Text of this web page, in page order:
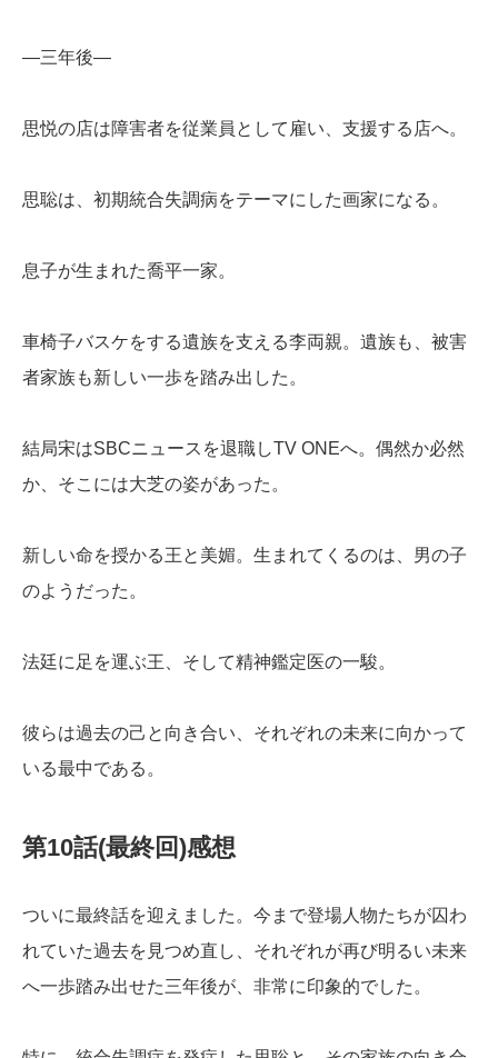
―三年後―
思悦の店は障害者を従業員として雇い、支援する店へ。
思聡は、初期統合失調病をテーマにした画家になる。
息子が生まれた喬平一家。
車椅子バスケをする遺族を支える李両親。遺族も、被害
者家族も新しい一歩を踏み出した。
結局宋はSBCニュースを退職しTV ONEへ。偶然か必然
か、そこには大芝の姿があった。
新しい命を授かる王と美媚。生まれてくるのは、男の子
のようだった。
法廷に足を運ぶ王、そして精神鑑定医の一駿。
彼らは過去の己と向き合い、それぞれの未来に向かって
いる最中である。
第10話(最終回)感想
ついに最終話を迎えました。今まで登場人物たちが囚わ
れていた過去を見つめ直し、それぞれが再び明るい未来
へ一歩踏み出せた三年後が、非常に印象的でした。